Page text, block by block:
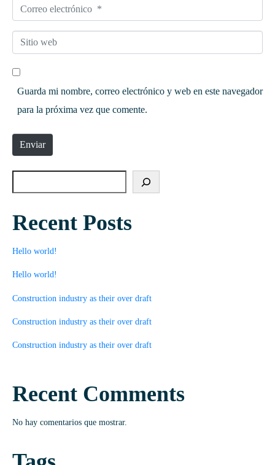
Correo electrónico *
Sitio web
Guarda mi nombre, correo electrónico y web en este navegador
para la próxima vez que comente.
Enviar
Recent Posts
Hello world!
Hello world!
Construction industry as their over draft
Construction industry as their over draft
Construction industry as their over draft
Recent Comments
No hay comentarios que mostrar.